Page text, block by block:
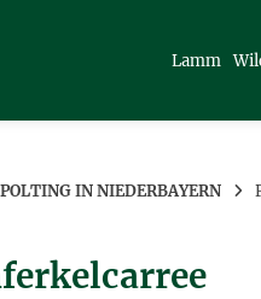
Lamm
IN NIEDERBAYERN